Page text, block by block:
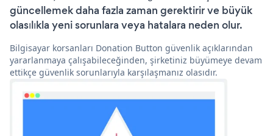
güncellemek daha fazla zaman gerektirir ve büyük
olasılıkla yeni sorunlara veya hatalara neden olur.
Bilgisayar korsanları Donation Button güvenlik açıklarından
yararlanmaya çalışabileceğinden, şirketiniz büyümeye devam
ettikçe güvenlik sorunlarıyla karşılaşmanız olasıdır.